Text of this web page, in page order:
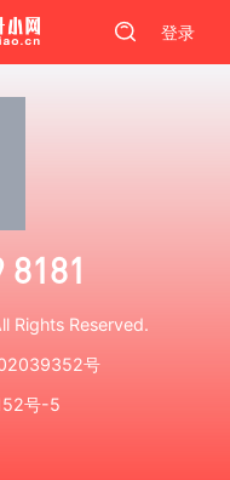
登录
8181
Rights Reserved.
号
号-5